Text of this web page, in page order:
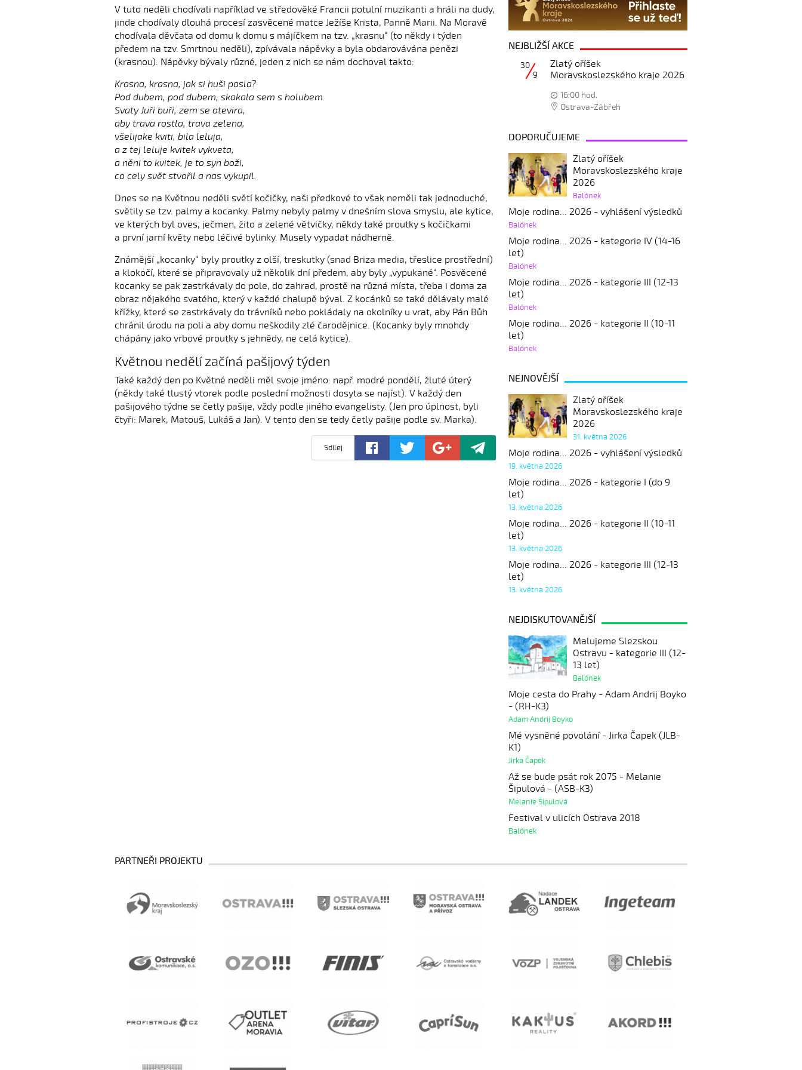
V tuto neděli chodívali například ve středověké Francii potulní muzikanti a hráli na dudy,
jinde chodívaly dlouhá procesí zasvěcené matce Ježíše Krista, Panně Marii. Na Moravě
chodívala děvčata od domu k domu s májíčkem na tzv. „krasnu“ (to někdy i týden
předem na tzv. Smrtnou neděli), zpívávala nápěvky a byla obdarovávána penězi
(krasnou). Nápěvky bývaly různé, jeden z nich se nám dochoval takto:
Krasna, krasna, jak si huši pasla?
Pod dubem, pod dubem, skakala sem s holubem.
Svaty Juři buři, zem se otevira,
aby trava rostla, trava zelena,
všelijake kviti, bila leluja,
a z tej leluje kvitek vykveta,
a něni to kvitek, je to syn boži,
co cely svět stvořil a nas vykupil.
Dnes se na Květnou neděli světí kočičky, naši předkové to však neměli tak jednoduché,
světily se tzv. palmy a kocanky. Palmy nebyly palmy v dnešním slova smyslu, ale kytice,
ve kterých byl oves, ječmen, žito a zelené větvičky, někdy také proutky s kočičkami
a první jarní květy nebo léčivé bylinky. Musely vypadat nádherně.
Známější „kocanky“ byly proutky z olší, treskutky (snad Briza media, třeslice prostřední)
a klokočí, které se připravovaly už několik dní předem, aby byly „vypukané“. Posvěcené
kocanky se pak zastrkávaly do pole, do zahrad, prostě na různá místa, třeba i doma za
obraz nějakého svatého, který v každé chalupě býval. Z kocánků se také dělávaly malé
křížky, které se zastrkávaly do trávníků nebo pokládaly na okolníky u vrat, aby Pán Bůh
chránil úrodu na poli a aby domu neškodily zlé čarodějnice. (Kocanky byly mnohdy
chápány jako vrbové proutky s jehnědy, ne celá kytice).
Květnou nedělí začíná pašijový týden
Také každý den po Květné neděli měl svoje jméno: např. modré pondělí, žluté úterý
(někdy také tlustý vtorek podle poslední možnosti dosyta se najíst). V každý den
pašijového týdne se četly pašije, vždy podle jiného evangelisty. (Jen pro úplnost, byli
čtyři: Marek, Matouš, Lukáš a Jan). V tento den se tedy četly pašije podle sv. Marka).
Sdílej
NEJBLIŽŠÍ AKCE
Zlatý oříšek
Moravskoslezského kraje 2026
30
9
16:00 hod.
Ostrava-Zábřeh
DOPORUČUJEME
Zlatý oříšek
Moravskoslezského kraje
2026
Balónek
Moje rodina... 2026 - vyhlášení výsledků
Balónek
Moje rodina... 2026 - kategorie IV (14-16
let)
Balónek
Moje rodina... 2026 - kategorie III (12-13
let)
Balónek
Moje rodina... 2026 - kategorie II (10-11
let)
Balónek
NEJNOVĚJŠÍ
Zlatý oříšek
Moravskoslezského kraje
2026
31. května 2026
Moje rodina... 2026 - vyhlášení výsledků
19. května 2026
Moje rodina... 2026 - kategorie I (do 9
let)
13. května 2026
Moje rodina... 2026 - kategorie II (10-11
let)
13. května 2026
Moje rodina... 2026 - kategorie III (12-13
let)
13. května 2026
NEJDISKUTOVANĚJŠÍ
Malujeme Slezskou
Ostravu - kategorie III (12-
13 let)
Balónek
Moje cesta do Prahy - Adam Andrij Boyko
- (RH-K3)
Adam Andrij Boyko
Mé vysněné povolání - Jirka Čapek (JLB-
K1)
Jirka Čapek
Až se bude psát rok 2075 - Melanie
Šipulová - (ASB-K3)
Melanie Šipulová
Festival v ulicích Ostrava 2018
Balónek
PARTNEŘI PROJEKTU